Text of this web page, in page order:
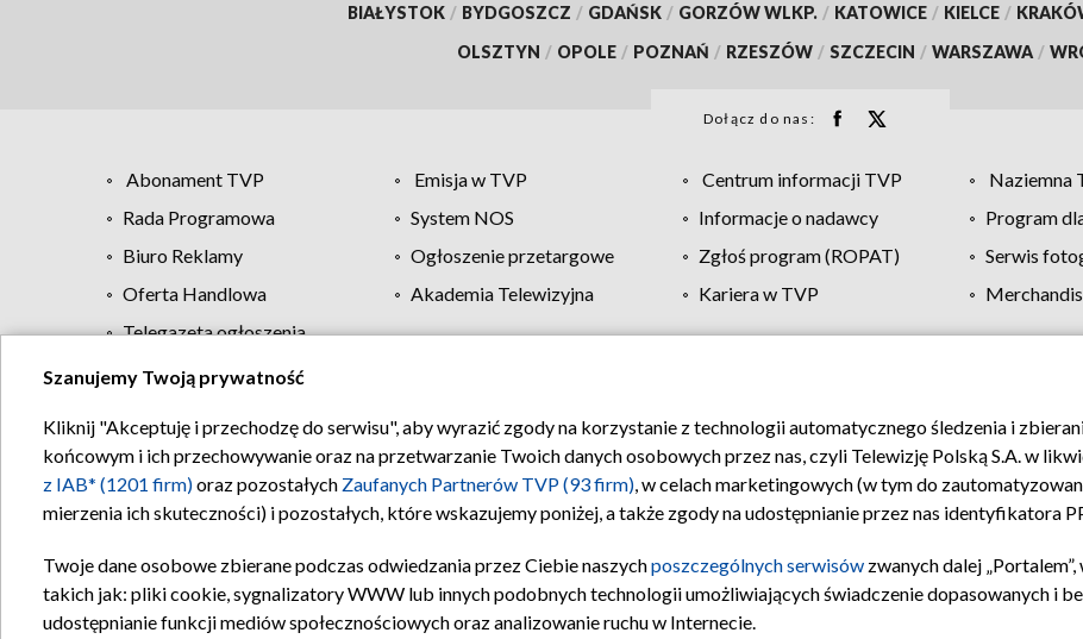
BIAŁYSTOK / BYDGOSZCZ / GDAŃSK / GORZÓW WLKP. / KATOWICE / KIELCE /
OLSZTYN / OPOLE / POZNAŃ / RZESZÓW / SZCZECIN / WARSZAWA /
Dołącz do nas:
Abonament TVP Emisja w TVP Centrum informacji TVP Naziemna
Rada Programowa
System NOS Informacje o nadawcy
Program
Biuro Reklamy
Ogłoszenie przetargowe Zgłoś program (ROPAT)
Serwis
Oferta Handlowa
Akademia Telewizyjna Kariera w TVP
Telegazeta ogłoszenia
Regulamin TVP Polityka prywatności Moje zgody Pomoc Biuro
Szanujemy Twoją prywatność
Kliknij "Akceptuję i przechodzę do serwisu", aby wyrazić zgody na korzystanie z technologii automatycznego śledzenia i
końcowym i ich przechowywanie oraz na przetwarzanie Twoich danych osobowych przez nas, czyli Telewizję Polską S.A. w
z IAB* (1201 firm)oraz pozostałych Zaufanych Partnerów TVP (93 firm), w celach marketingowych (w tym do
mierzenia ich skuteczności) i pozostałych, które wskazujemy poniżej, a także zgody na udostępnianie przez nas identyfikatora
Twoje dane osobowe zbierane podczas odwiedzania przez Ciebie naszychposzczególnych serwisów zwanych dalej
takich jak: pliki cookie, sygnalizatory WWW lub innych podobnych technologii umożliwiających świadczenie dopasowanych i
udostępnianie funkcji mediów społecznościowych oraz analizowanie ruchu w Internecie.